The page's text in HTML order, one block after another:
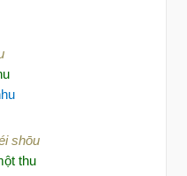
shōu
thu